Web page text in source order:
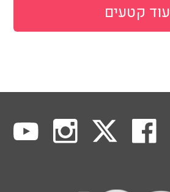
עוד קטעים